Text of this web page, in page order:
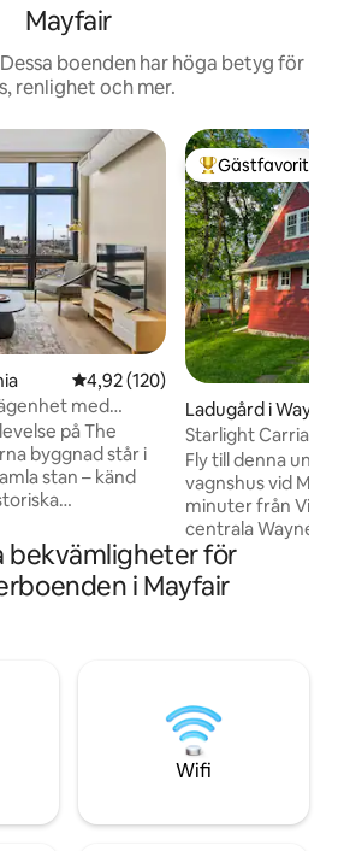
Mayfair
boenden har höga betyg för
renlighet och mer.
4,92 av 5 i genomsnittligt
4,92 (120)
med
utsikt
på The
byggnad står i
stan – känd
affärer,
Bell, Race
mer! Bara 10
för 20 $/dag
panoramautsikt
torktumlare i
dygnet runt
Populär
Gästfavorit
Ladugård i Wayne
Starlight Carriage
Wayne
Fly till denna
vagnshus vid
minuter från
centrala Wayne;
Prussia; en kort
tågstation tar dig
minuter med
samt blottat kupolen.
Park eller för att
Philadelphia utan
bekvämligheter för
i Mayfair
Wifi